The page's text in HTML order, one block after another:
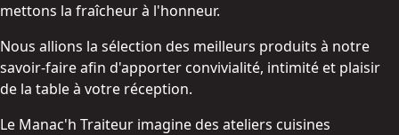
mettons la fraîcheur à l'honneur.
Nous allions la sélection des meilleurs produits à notre
savoir-faire afin d'apporter convivialité, intimité et plaisir
de la table à votre réception.
Le Manac'h Traiteur imagine des ateliers cuisines